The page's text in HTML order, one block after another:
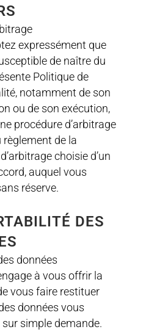
expressément que
de naître du
Politique de
notamment de son
ou de son exécution,
procédure d’arbitrage
de la
choisie d’un
auquel vous
réserve.
DES
données
à vous offrir la
vous faire restituer
données vous
simple demande.